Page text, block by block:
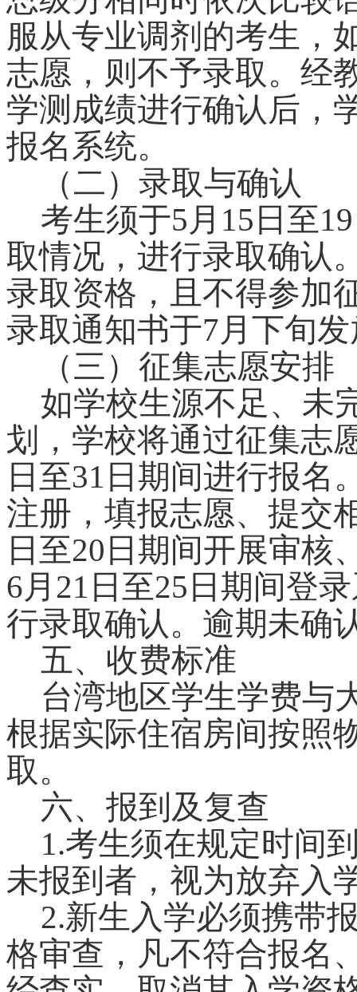
服从专业调剂的考生，
志愿，则不予录取。经
学测成绩进行确认后，
报名系统。
（二）录取与确认
考生须于5月15日至
取情况，进行录取确认
录取资格，且不得参加
录取通知书于7月下旬
（三）征集志愿安排
如学校生源不足、未
划，学校将通过征集志
日至31日期间进行报名
注册，填报志愿、提交
日至20日期间开展审核
6月21日至25日期间登
行录取确认。逾期未确
五、收费标准
台湾地区学生学费与
根据实际住宿房间按照
取。
六、报到及复查
1.考生须在规定时间
未报到者，视为放弃入
2.新生入学必须携带
格审查，凡不符合报名